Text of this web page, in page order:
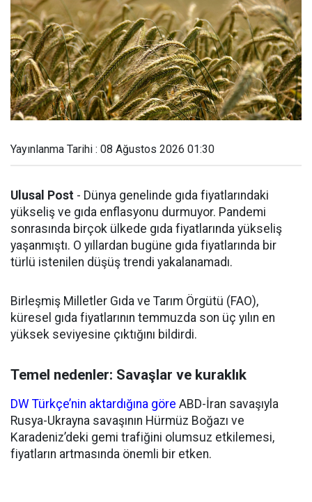
Yayınlanma Tarihi : 08 Ağustos 2026 01:30
Ulusal Post - Dünya genelinde gıda fiyatlarındaki
yükseliş ve gıda enflasyonu durmuyor. Pandemi
sonrasında birçok ülkede gıda fiyatlarında yükseliş
yaşanmıştı. O yıllardan bugüne gıda fiyatlarında bir
türlü istenilen düşüş trendi yakalanamadı.
Birleşmiş Milletler Gıda ve Tarım Örgütü (FAO),
küresel gıda fiyatlarının temmuzda son üç yılın en
yüksek seviyesine çıktığını bildirdi.
Temel nedenler: Savaşlar ve kuraklık
DW Türkçe’nin aktardığına göre ABD-İran savaşıyla
Rusya-Ukrayna savaşının Hürmüz Boğazı ve
Karadeniz’deki gemi trafiğini olumsuz etkilemesi,
fiyatların artmasında önemli bir etken.